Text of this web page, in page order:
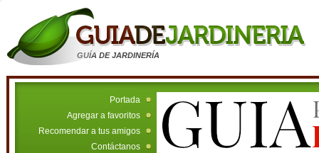
GUÍA DE JARDINERÍA
Portada
Agregar a favoritos
Recomendar a tus amigos
Contáctanos